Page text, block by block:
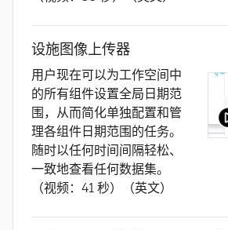
设施图像上传器
用户现在可以为工作空间中
的所有组件设置全局日期范
围，从而简化单独配置和管
理各组件日期范围的任务。
随时以任何时间间隔轻松、
一致地查看任何数据集。
（视频：41 秒）（英文）